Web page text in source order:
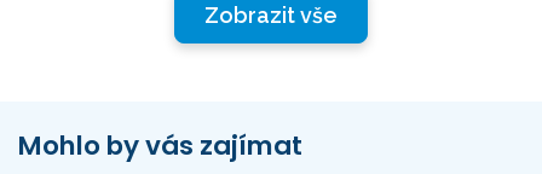
Zobrazit vše
Mohlo by vás zajímat